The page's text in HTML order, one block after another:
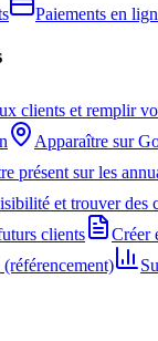
Paiements en
clients et remplir
Apparaître sur
présent sur les
et trouver des
clients
Créer